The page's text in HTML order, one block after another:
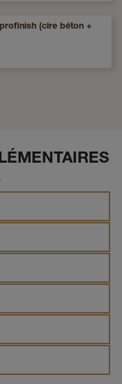
(cire béton +